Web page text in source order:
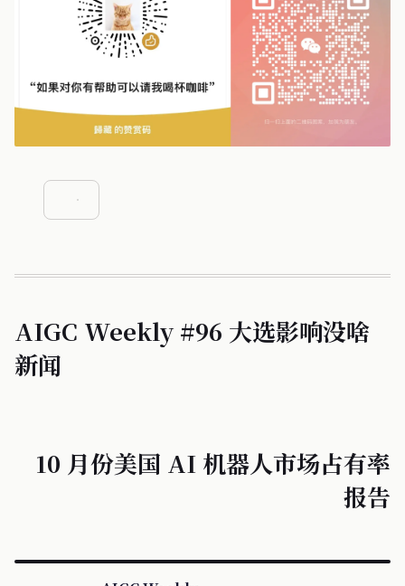
AIGC Weekly #96 大选影响没啥
新闻
10 月份美国 AI 机器人市场占有率
报告